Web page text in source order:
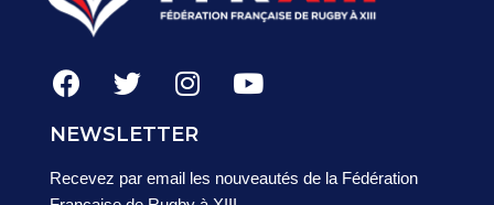
NEWSLETTER
Recevez par email les nouveautés de la Fédération